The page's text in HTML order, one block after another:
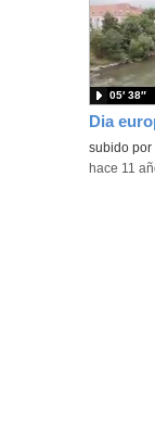
Dia
Contenido
subido por
05′ 38″
-hace 11